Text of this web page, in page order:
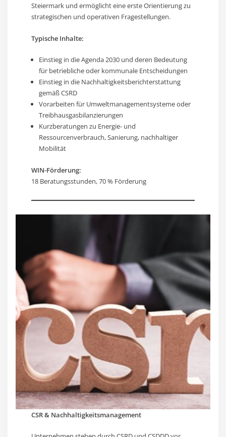
Steiermark und ermöglicht eine erste Orientierung zu
strategischen und operativen Fragestellungen.
Typische Inhalte:
Einstieg in die Agenda 2030 und deren Bedeutung
für betriebliche oder kommunale Entscheidungen
Einstieg in die Nachhaltigkeitsberichterstattung
gemäß CSRD
Vorarbeiten für Umweltmanagementsysteme oder
Treibhausgasbilanzierungen
Kurzberatungen zu Energie- und
Ressourcenverbrauch, Sanierung, nachhaltiger
Mobilität
WIN-Förderung:
18 Beratungsstunden, 70 % Förderung
CSR & Nachhaltigkeitsmanagement